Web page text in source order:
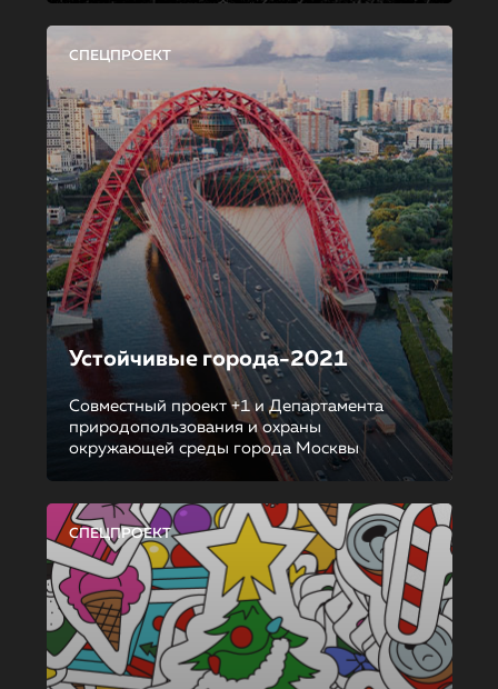
СПЕЦПРОЕКТ
Устойчивые города-2021
Совместный проект +1 и Департамента
природопользования и охраны
окружающей среды города Москвы
СПЕЦПРОЕКТ